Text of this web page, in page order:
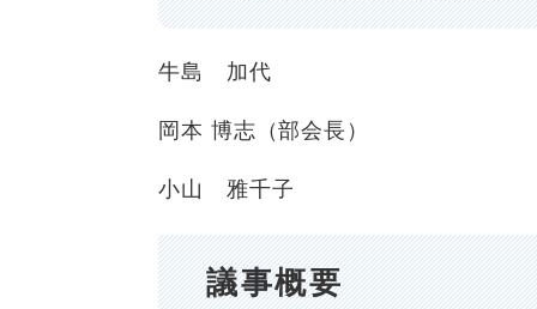
牛島 加代
岡本 博志（部会長）
小山 雅千子
議事概要